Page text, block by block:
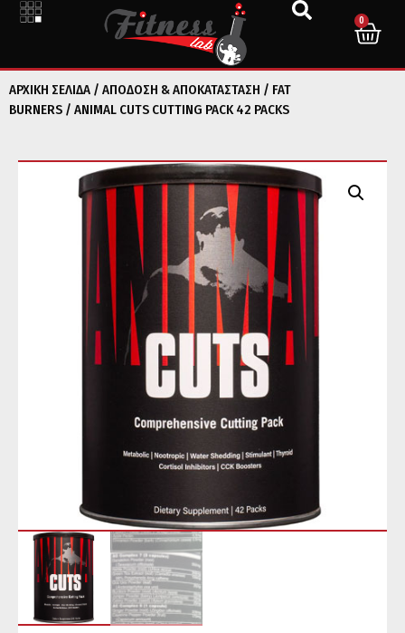
0
ΑΡΧΙΚΉ ΣΕΛΊΔΑ / ΑΠΟΔΟΣΗ & ΑΠΟΚΑΤΑΣΤΑΣΗ / FAT
BURNERS / ANIMAL CUTS CUTTING PACK 42 PACKS